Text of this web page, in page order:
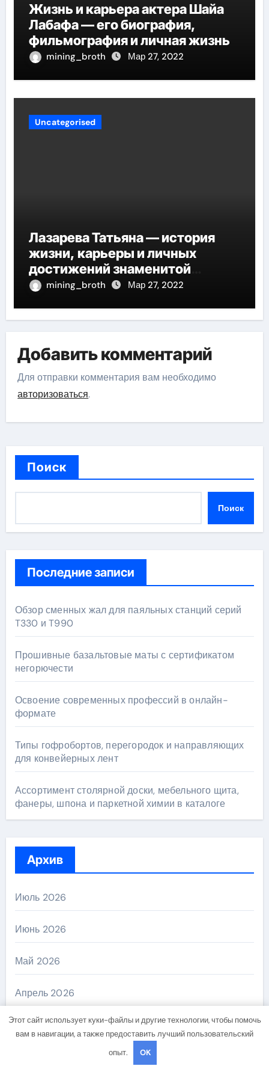
Жизнь и карьера актера Шайа
Лабафа — его биография,
фильмография и личная жизнь
mining_broth Мар 27, 2022
Uncategorised
Лазарева Татьяна — история
жизни, карьеры и личных
достижений знаменитой
актрисы, восходящей на олимп
mining_broth Мар 27, 2022
Добавить комментарий
Для отправки комментария вам необходимо
авторизоваться.
Поиск
Поиск
Последние записи
Обзор сменных жал для паяльных станций серий
T330 и T990
Прошивные базальтовые маты с сертификатом
негорючести
Освоение современных профессий в онлайн-
формате
Типы гофробортов, перегородок и направляющих
для конвейерных лент
Ассортимент столярной доски, мебельного щита,
фанеры, шпона и паркетной химии в каталоге
Архив
Июль 2026
Июнь 2026
Май 2026
Апрель 2026
Ноябрь 2024
Этот сайт использует куки-файлы и другие технологии, чтобы помочь
вам в навигации, а также предоставить лучший пользовательский
опыт.
OK